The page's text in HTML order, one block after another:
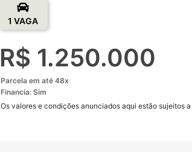
1 VAGA
R$ 1.250.000
Parcela em até 48x
Financia: Sim
Os valores e condições anunciados aqui estão sujeitos